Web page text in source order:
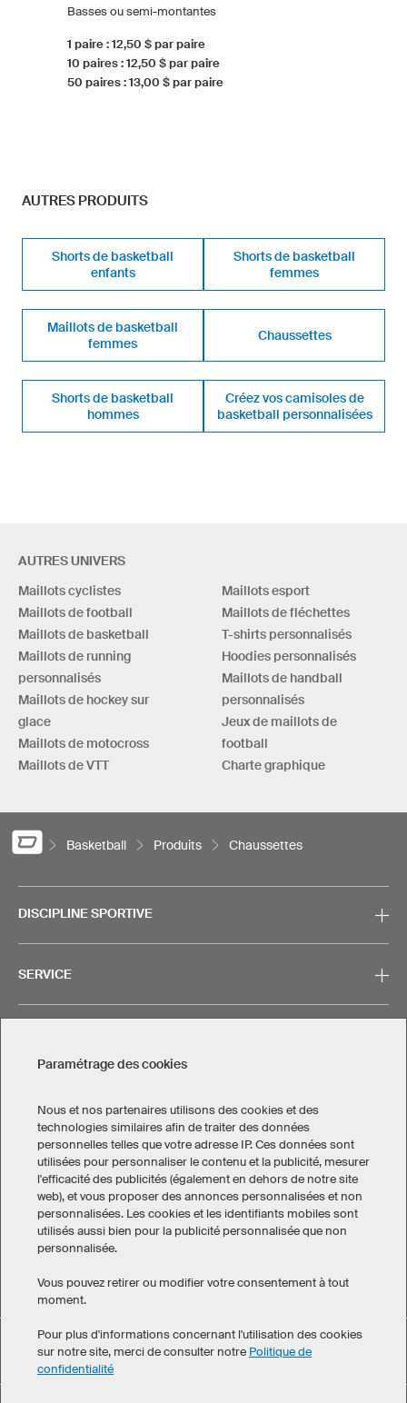
Basses ou semi-montantes
1 paire : 12,50 $ par paire
10 paires : 12,50 $ par paire
50 paires : 13,00 $ par paire
AUTRES PRODUITS
Shorts de basketball
enfants
Shorts de basketball
femmes
Maillots de basketball
femmes
Chaussettes
Shorts de basketball
hommes
Créez vos camisoles de
basketball personnalisées
AUTRES UNIVERS
Maillots cyclistes
Maillots de football
Maillots de basketball
Maillots de running
personnalisés
Maillots de hockey sur
glace
Maillots de motocross
Maillots de VTT
Maillots esport
Maillots de fléchettes
T-shirts personnalisés
Hoodies personnalisés
Maillots de handball
personnalisés
Jeux de maillots de
football
Charte graphique
Basketball Produits Chaussettes
DISCIPLINE SPORTIVE
SERVICE
Canada
Mentions légales
Politique de confidentialité
Paramétrage des cookies
Conditions générales de vente
Chaussettes a obtenu une note moyenne de 4.8 sur 5 ,
calculée à partir de 146 avis clients
Paramétrage des cookies
Nous et nos partenaires utilisons des cookies et des
technologies similaires afin de traiter des données
personnelles telles que votre adresse IP. Ces données sont
utilisées pour personnaliser le contenu et la publicité, mesurer
l'efficacité des publicités (également en dehors de notre site
web), et vous proposer des annonces personnalisées et non
personnalisées. Les cookies et les identifiants mobiles sont
utilisés aussi bien pour la publicité personnalisée que non
personnalisée.
Vous pouvez retirer ou modifier votre consentement à tout
moment.
Pour plus d'informations concernant l'utilisation des cookies
sur notre site, merci de consulter notre Politique de
confidentialité